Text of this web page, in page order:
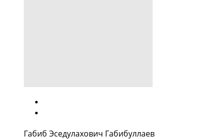
Габиб Эседулахович Габибуллаев